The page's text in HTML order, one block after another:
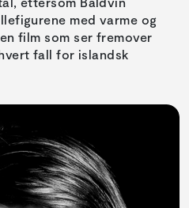
med varme og
film som ser fremover
fall for islandsk